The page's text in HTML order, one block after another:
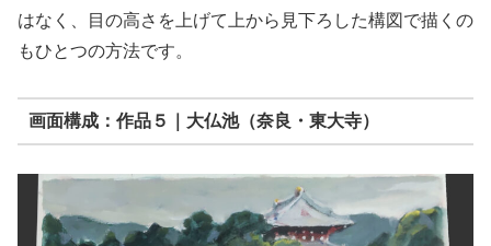
はなく、目の高さを上げて上から見下ろした構図で描くの
もひとつの方法です。
画面構成：作品５｜大仏池（奈良・東大寺）